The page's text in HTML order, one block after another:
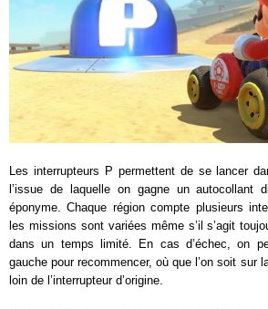
Les interrupteurs P permettent de se lancer
l’issue de laquelle on gagne un autocollant
éponyme. Chaque région compte plusieurs
les missions sont variées même s’il s’agit
dans un temps limité. En cas d’échec, on
gauche pour recommencer, où que l’on soit sur
loin de l’interrupteur d’origine.